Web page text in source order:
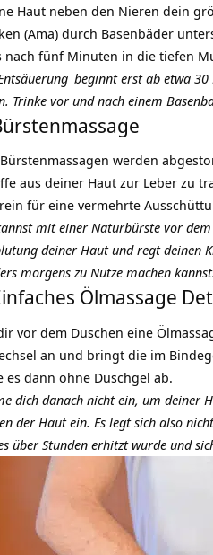
Haut neben den Nieren dein
(Ama) durch Basenbäder
nach fünf Minuten in die tiefen
beginnt erst ab etwa 30
Trinke vor und nach einem
werden
aus deiner Haut zur Leber zu
für eine vermehrte
mit einer Naturbürste vor dem
deiner Haut und regt deinen
morgens zu Nutze machen kannst.
Ölmassage
vor dem Duschen eine
an und bringt die im
es dann ohne Duschgel ab.
dich danach nicht ein, um deiner
der Haut ein. Es legt sich also
über Stunden erhitzt wurde und